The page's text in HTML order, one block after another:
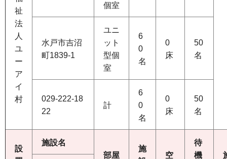
祉
法
人
ユ
ー
ア
イ
村
個室
水戸市吉沼
町1839-1
ユニ
ット
型個
室
6
0
名
0
床
50
名
029-222-18
22
計
6
0
名
0
床
50
名
設
施設名
部屋
施
空
待
機